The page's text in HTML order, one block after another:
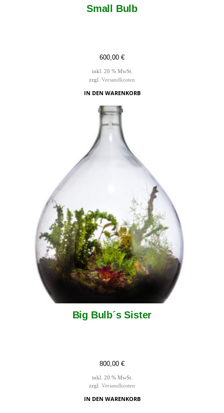
Small Bulb
600,00 €
inkl. 20 % MwSt.
zzgl. Versandkosten
IN DEN WARENKORB
Big Bulb´s Sister
800,00 €
inkl. 20 % MwSt.
zzgl. Versandkosten
IN DEN WARENKORB